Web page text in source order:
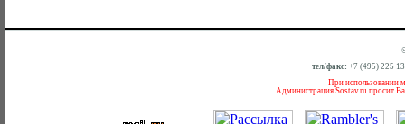
тел/факс: +7 (495) 225
При использовании
Администрация Sostav.ru просит